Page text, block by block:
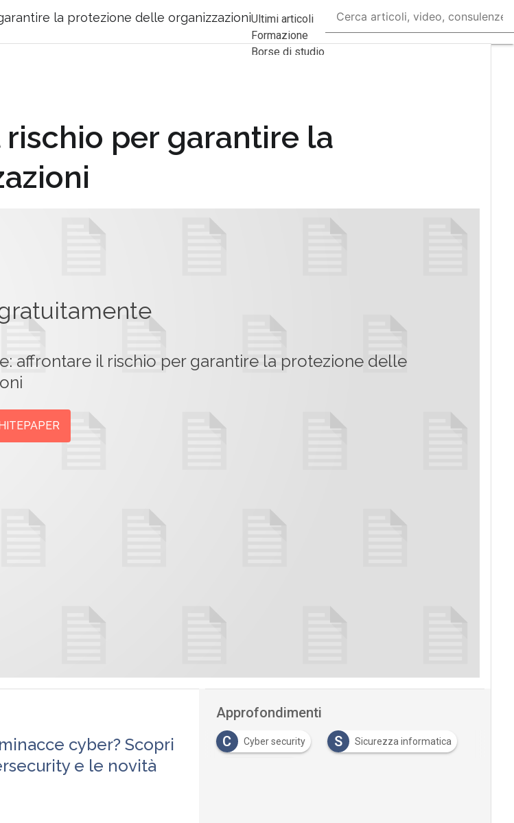
la protezione delle organizzazioniUltimi articoli
Formazione
Borse di studio
per garantire la
affrontare il rischio per garantire la protezione delle
cyber? Scopri
e le novità
Approfondimenti
C
Cyber security S Sicurezza informatica